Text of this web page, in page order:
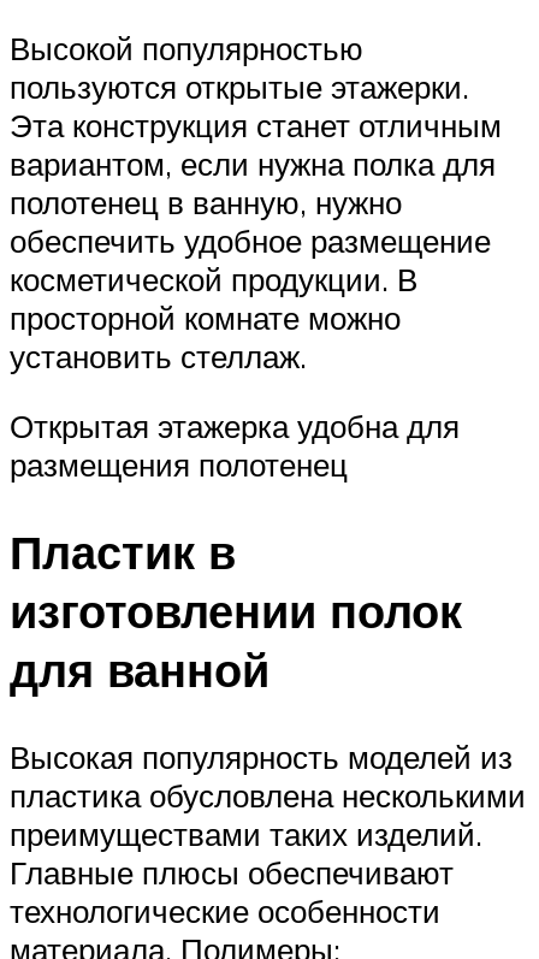
Высокой популярностью
пользуются открытые этажерки.
Эта конструкция станет отличным
вариантом, если нужна полка для
полотенец в ванную, нужно
обеспечить удобное размещение
косметической продукции. В
просторной комнате можно
установить стеллаж.
Открытая этажерка удобна для
размещения полотенец
Пластик в
изготовлении полок
для ванной
Высокая популярность моделей из
пластика обусловлена несколькими
преимуществами таких изделий.
Главные плюсы обеспечивают
технологические особенности
материала. Полимеры: